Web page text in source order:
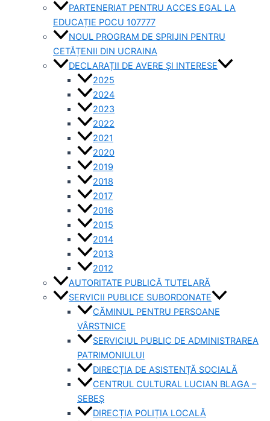
PARTENERIAT PENTRU ACCES EGAL LA
EDUCAȚIE POCU 107777
NOUL PROGRAM DE SPRIJIN PENTRU
CETĂȚENII DIN UCRAINA
DECLARAȚII DE AVERE ȘI INTERESE
2025
2024
2023
2022
2021
2020
2019
2018
2017
2016
2015
2014
2013
2012
AUTORITATE PUBLICĂ TUTELARĂ
SERVICII PUBLICE SUBORDONATE
CĂMINUL PENTRU PERSOANE
VÂRSTNICE
SERVICIUL PUBLIC DE ADMINISTRAREA
PATRIMONIULUI
DIRECȚIA DE ASISTENȚĂ SOCIALĂ
CENTRUL CULTURAL LUCIAN BLAGA –
SEBEȘ
DIRECȚIA POLIȚIA LOCALĂ